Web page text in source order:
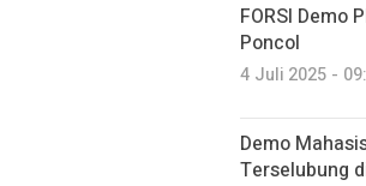
FORSI Demo
Poncol
4 Juli 2025 -
Demo
Terselubung